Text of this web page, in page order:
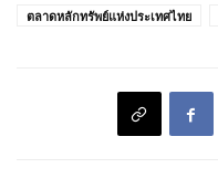
ตลาดหลักทรัพย์แห่งประเทศไทย